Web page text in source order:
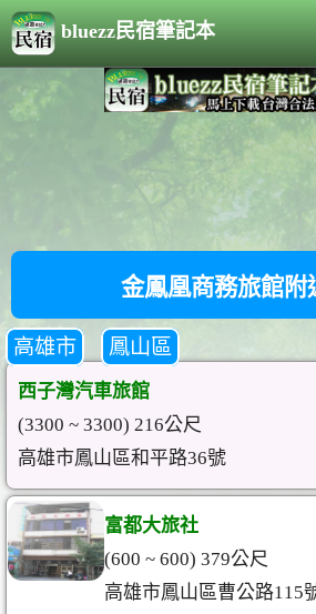
bluezz民宿筆記本
金鳳凰商務旅館附
高雄市 鳳山區
西子灣汽車旅館
(3300 ~ 3300) 216公尺
高雄市鳳山區和平路36號
富都大旅社
(600 ~ 600) 379公尺
高雄市鳳山區曹公路115